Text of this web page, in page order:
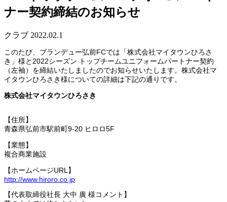
ナー契約締結のお知らせ
クラブ 2022.02.1
このたび、ブランデュー弘前FCでは「株式会社マイタウンひろさ
き」様と2022シーズン トップチームユニフォームパートナー契約
（左袖）を締結いたしましたのでお知らせいたします。株式会社マ
イタウンひろさき様についての詳細は下記の通りです。
株式会社マイタウンひろさき
【住所】
青森県弘前市駅前町9-20 ヒロロ5F
【業態】
複合商業施設
【ホームページURL】
http://www.hiroro.co.jp
【代表取締役社長 大中 廣 様コメント】